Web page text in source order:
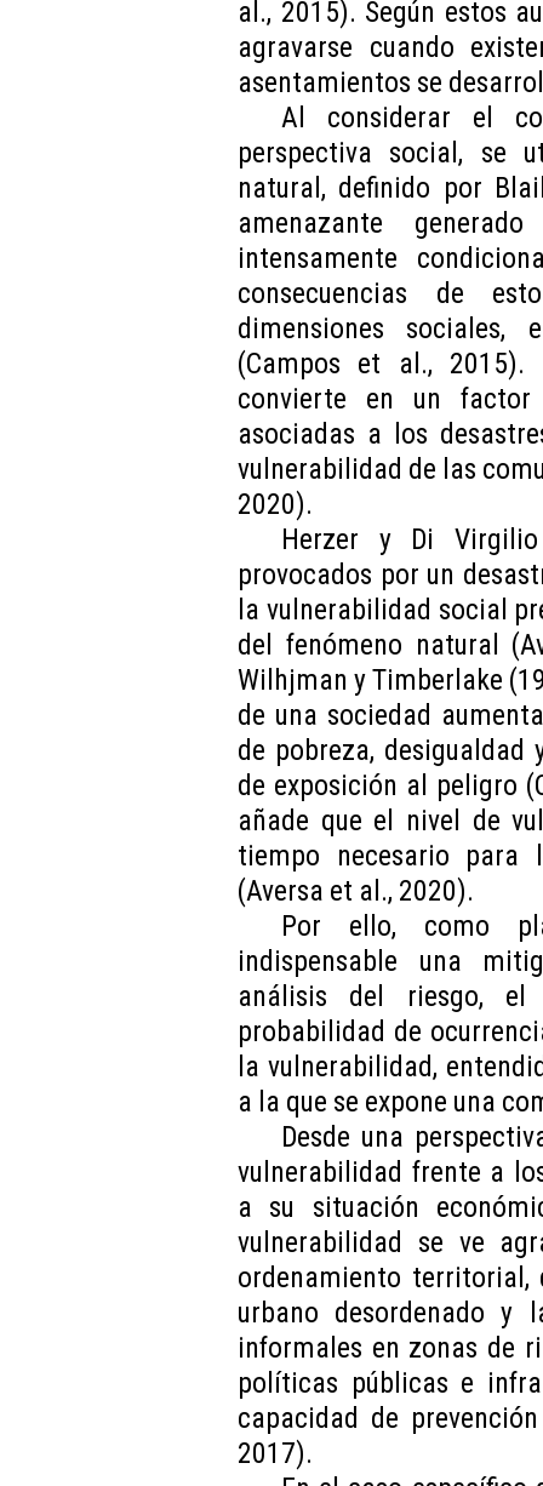
al., 2015). Según estos
agravarse cuando
asentamientos se
Al considerar el
perspectiva social, se
natural, definido por
amenazante
intensamente
consecuencias de
dimensiones sociales,
(Campos et al.,
convierte en un factor
asociadas a los
vulnerabilidad de las
2020).
Herzer y Di
provocados por un
la vulnerabilidad social
del fenómeno natural
Wilhjman y Timberlake
de una sociedad
de pobreza,
de exposición al peligro
añade que el nivel de
tiempo necesario para
(Aversa et al., 2020).
Por ello, como
indispensable una
análisis del riesgo,
probabilidad de
la vulnerabilidad,
a la que se expone una
Desde una
vulnerabilidad frente a
a su situación
vulnerabilidad se ve
ordenamiento territorial,
urbano desordenado y
informales en zonas de
políticas públicas e
capacidad de
2017).